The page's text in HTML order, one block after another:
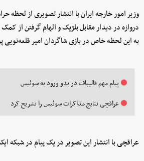
وزیر امور خارجه ایران با انتشار تصویری از لحظه
دروازه در دیدار مقابل بلژیک و الهام گرفتن از
به این لحظه خاص در بازی شاگردان امیر قلعه‌نویی
پیام مهم قالیباف در بدو ورود به سوئیس
عراقچی نتایج مذاکرات سوئیس را تشریح کرد
عراقچی با انتشار این تصویر در یک پیام در شبکه